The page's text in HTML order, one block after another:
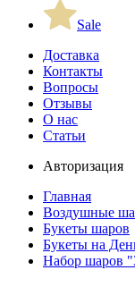
Sale
Доставка
Контакты
Вопросы
Отзывы
О нас
Статьи
Авторизация
Главная
Воздушные
Букеты шаров
Букеты на
Набор шаров